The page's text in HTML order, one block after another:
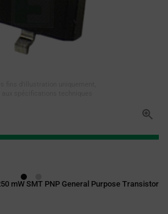
mW SMT PNP General Purpose Transistor